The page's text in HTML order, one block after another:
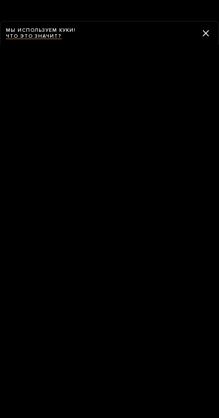
МЫ ИСПОЛЬЗУЕМ КУКИ!
ЧТО ЭТО ЗНАЧИТ?